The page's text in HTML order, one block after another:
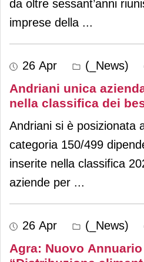
da oltre sessant’anni
imprese della ...
26 Apr (_News)
Andriani unica
nella classifica dei
Andriani si è posizionata
categoria 150/499
inserite nella classifica
aziende per ...
26 Apr (_News)
Agra: Nuovo